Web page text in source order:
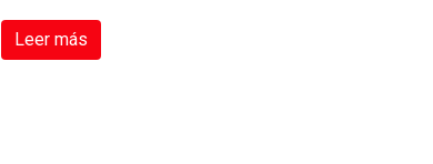
Leer más